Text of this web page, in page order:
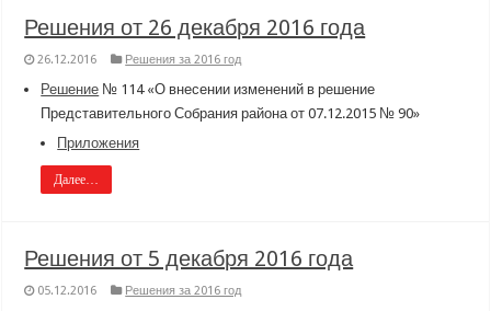
Решения от 26 декабря 2016 года
26.12.2016 Решения за 2016 год
Решение № 114 «О внесении изменений в решение
Представительного Собрания района от 07.12.2015 № 90»
Приложения
Далее…
Решения от 5 декабря 2016 года
05.12.2016 Решения за 2016 год